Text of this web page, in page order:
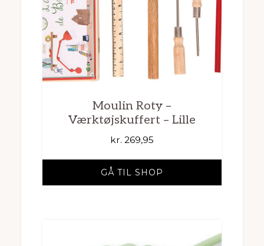
Moulin Roty –
Værktøjskuffert – Lille
kr. 269,95
GÅ TIL SHOP